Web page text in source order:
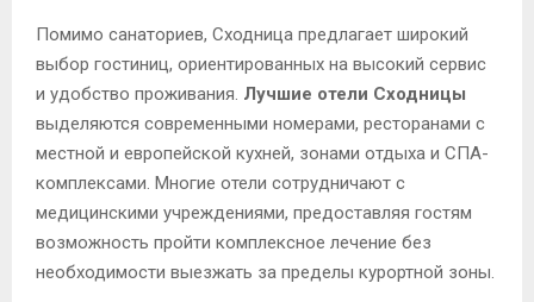
Помимо санаториев, Сходница предлагает широкий
выбор гостиниц, ориентированных на высокий сервис
и удобство проживания. Лучшие отели Сходницы
выделяются современными номерами, ресторанами с
местной и европейской кухней, зонами отдыха и СПА-
комплексами. Многие отели сотрудничают с
медицинскими учреждениями, предоставляя гостям
возможность пройти комплексное лечение без
необходимости выезжать за пределы курортной зоны.